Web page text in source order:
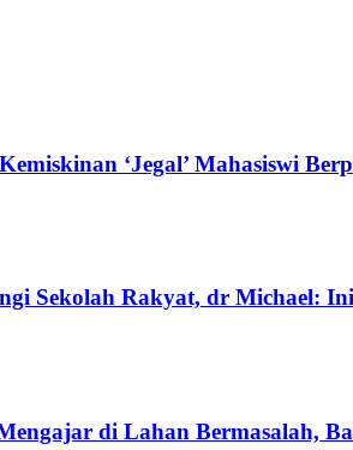
‘Jegal’ Mahasiswi
Sekolah Rakyat, dr Michael:
di Lahan Bermasalah,